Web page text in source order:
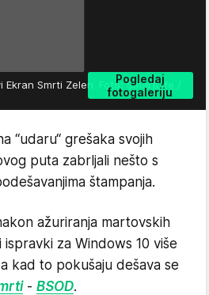
Pogledaj
fotogaleriju
Ekran Smrti Zelen
Foto: SmartLife /
“udaru“ grešaka svojih
puta zabrljali nešto s
štampanja.
ažuriranja martovskih
za Windows 10 više
kad to pokušaju dešava se
- BSOD.